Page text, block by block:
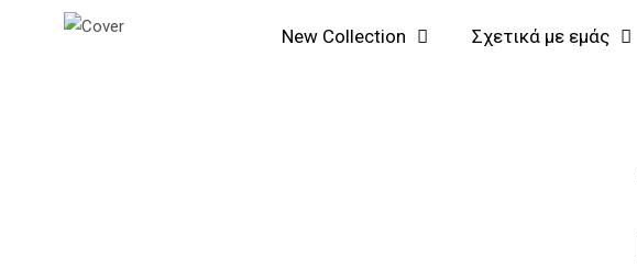
Μετάβαση
New Collection Σχετικά με εμάς